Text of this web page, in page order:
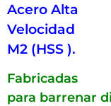
Acero Alta
Velocidad
M2 (HSS ).
Fabricadas
para barrenar